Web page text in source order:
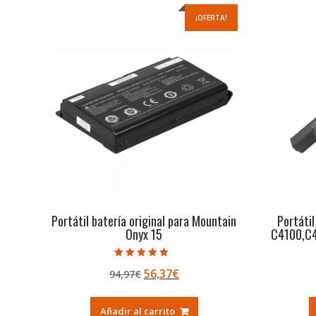
¡OFERTA!
Portátil batería original para Mountain
Onyx 15
5.00
de 5
94,97€ El
original
56,37€El
actual
Añadir al carrito
Portátil